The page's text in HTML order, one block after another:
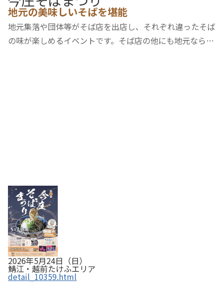
地元の美味しいそばを堪能
地元集落や団体等がそば店を出店し、それぞれ違ったそば
の味が楽しめるイベントです。そば店の他にも地元ならで
2026年5月24日（日）
鯖江・越前たけふエリア
detail_10359.html